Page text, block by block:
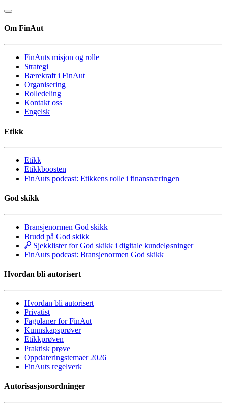
Om FinAut
FinAuts misjon og rolle
Strategi
Bærekraft i FinAut
Organisering
Rolledeling
Kontakt oss
Engelsk
Etikk
Etikk
Etikkboosten
FinAuts podcast: Etikkens rolle i finansnæringen
God skikk
Bransjenormen God skikk
Brudd på God skikk
Sjekklister for God skikk i digitale kundeløsninger
FinAuts podcast: Bransjenormen God skikk
Hvordan bli autorisert
Hvordan bli autorisert
Privatist
Fagplaner for FinAut
Kunnskapsprøver
Etikkprøven
Praktisk prøve
Oppdateringstemaer 2026
FinAuts regelverk
Autorisasjonsordninger